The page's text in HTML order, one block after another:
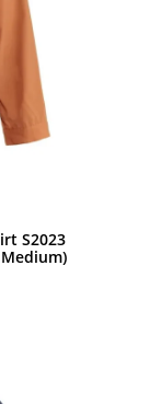
S2023
Medium)
kr..